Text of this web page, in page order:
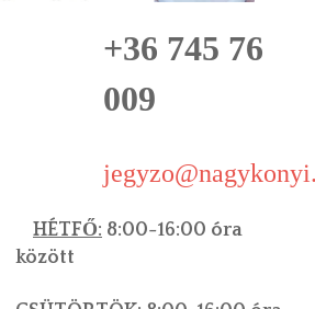
VAGYONNYILATKOZATOK – 2026.
ÖNKORMÁNYZATI KÉPVISELŐK
+36 745 76
009
HÉTFŐ: 8:00-16:00 óra
között